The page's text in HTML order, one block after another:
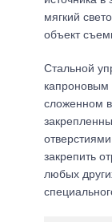
мягкий
объект
Стальной
капроновым
сложенном
закрепить
любых